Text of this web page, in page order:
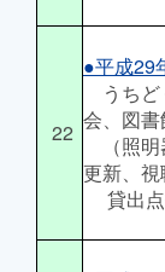
22
●平成29
うちど
会、図
（照明
更新、視
貸出点